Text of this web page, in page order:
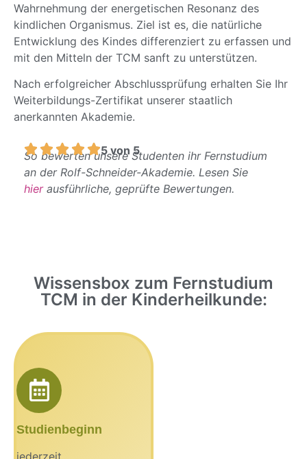
Wahrnehmung der energetischen Resonanz des
kindlichen Organismus. Ziel ist es, die natürliche
Entwicklung des Kindes differenziert zu erfassen und
mit den Mitteln der TCM sanft zu unterstützen.
Nach erfolgreicher Abschlussprüfung erhalten Sie Ihr
Weiterbildungs-Zertifikat unserer staatlich
anerkannten Akademie.
5 von 5
So bewerten unsere Studenten ihr Fernstudium
an der Rolf-Schneider-Akademie. Lesen Sie
hierausführliche, geprüfte Bewertungen.
Wissensbox zum Fernstudium
TCM in der Kinderheilkunde:
Studienbeginn
jederzeit